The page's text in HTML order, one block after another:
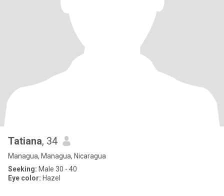
Tatiana, 34
Managua, Managua, Nicaragua
Seeking: Male 30 - 40
Eye color: Hazel